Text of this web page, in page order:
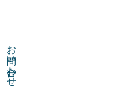
お問い合わせ